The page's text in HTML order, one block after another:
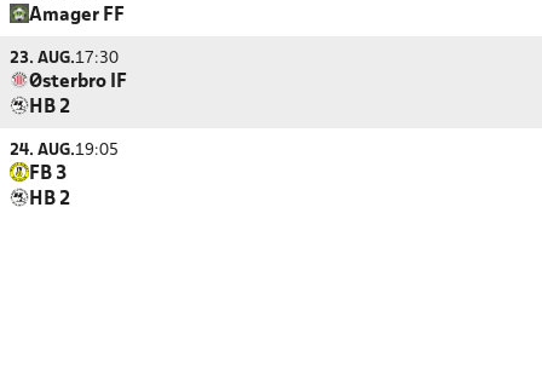
Amager FF
23. AUG.17:30
Østerbro IF
HB 2
24. AUG.19:05
FB 3
HB 2